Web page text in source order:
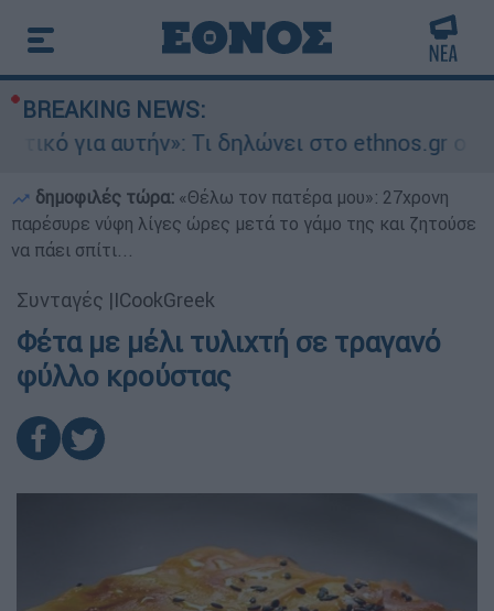
BREAKING NEWS:
για αυτήν»: Τι δηλώνει στο ethnos.gr ο
δημοφιλές τώρα: «Θέλω τον πατέρα μου»: 27χρονη
παρέσυρε νύφη λίγες ώρες μετά το γάμο της και ζητούσε
να πάει σπίτι...
Συνταγές |ICookGreek
Φέτα με μέλι τυλιχτή σε τραγανό
φύλλο κρούστας